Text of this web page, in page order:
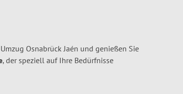
Osnabrück Jaén und genießen Sie
, der speziell auf Ihre Bedürfnisse